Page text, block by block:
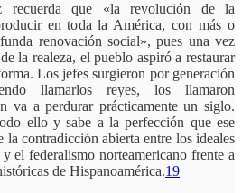
recuerda que «la revolución de la
en toda la América, con más o
renovación social», pues una vez
la realeza, el pueblo aspiró a restaurar
Los jefes surgieron por generación
llamarlos reyes, los llamaron
va a perdurar prácticamente un siglo.
ello y sabe a la perfección que ese
la contradicción abierta entre los ideales
el federalismo norteamericano frente a
de Hispanoamérica.19